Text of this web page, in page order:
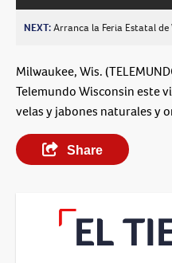
NEXT:Arranca la Feria Estatal de
Milwaukee, Wis.
Telemundo Wisconsin este
velas y jabones naturales y
Share